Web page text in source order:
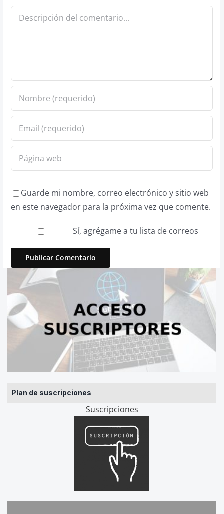
Plan de suscripciones
Suscripciones
Comentario
Guarde mi nombre, correo electrónico y sitio web
en este navegador para la próxima vez que comente.
Sí, agrégame a tu lista de correos